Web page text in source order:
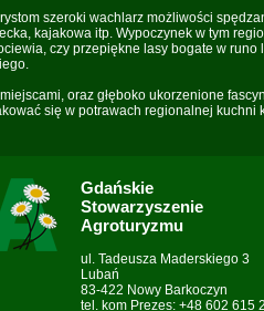
szeroki wachlarz możliwości
kajakowa itp. Wypoczynek w tym
czy przepiękne lasy bogate w
oraz głęboko ukorzenione
się w potrawach regionalnej
Gdańskie
Stowarzyszenie
Agroturyzmu
ul. Tadeusza Maderskiego 3
Lubań
83-422 Nowy Barkoczyn
tel. kom Prezes: +48 602 615